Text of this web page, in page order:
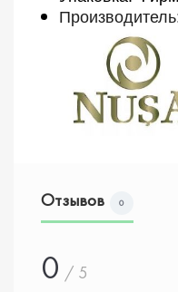
Отзывов 0
0 / 5